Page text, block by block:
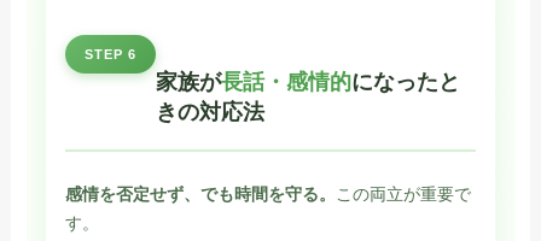
STEP 6
家族が長話・感情的になったと
きの対応法
感情を否定せず、でも時間を守る。
この両立が重要で
す。